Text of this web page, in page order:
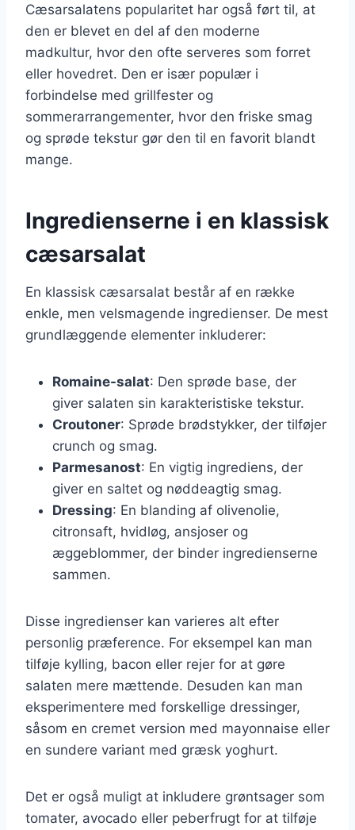
Cæsarsalatens popularitet har også ført til, at
den er blevet en del af den moderne
madkultur, hvor den ofte serveres som forret
eller hovedret. Den er især populær i
forbindelse med grillfester og
sommerarrangementer, hvor den friske smag
og sprøde tekstur gør den til en favorit blandt
mange.
Ingredienserne i en klassisk
cæsarsalat
En klassisk cæsarsalat består af en række
enkle, men velsmagende ingredienser. De mest
grundlæggende elementer inkluderer:
Romaine-salat: Den sprøde base, der
giver salaten sin karakteristiske tekstur.
Croutoner: Sprøde brødstykker, der tilføjer
crunch og smag.
Parmesanost: En vigtig ingrediens, der
giver en saltet og nøddeagtig smag.
Dressing: En blanding af olivenolie,
citronsaft, hvidløg, ansjoser og
æggeblommer, der binder ingredienserne
sammen.
Disse ingredienser kan varieres alt efter
personlig præference. For eksempel kan man
tilføje kylling, bacon eller rejer for at gøre
salaten mere mættende. Desuden kan man
eksperimentere med forskellige dressinger,
såsom en cremet version med mayonnaise eller
en sundere variant med græsk yoghurt.
Det er også muligt at inkludere grøntsager som
tomater, avocado eller peberfrugt for at tilføje